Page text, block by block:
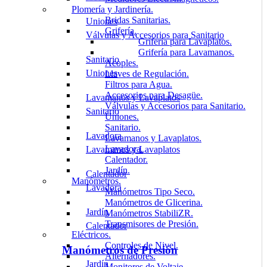
Válvulas y Accesorios para Sanitario
Uniones
Sanitario
Lavamanos y Lavaplatos
Lavadora
Calentador
Jardín
Uniones
Sanitario
Lavamanos y Lavaplatos
Lavadora
Calentador
Jardín
Manómetros de Presión
Plomería y Jardinería.
Bridas Sanitarias.
Grifería.
Grifería para Lavaplatos.
Grifería para Lavamanos.
Acoples.
Llaves de Regulación.
Filtros para Agua.
Accesorios para Desagüe.
Válvulas y Accesorios para Sanitario.
Uniones.
Sanitario.
Lavamanos y Lavaplatos.
Lavadora.
Calentador.
Jardín.
Manómetros.
Manómetros Tipo Seco.
Manómetros de Glicerina.
Manómetros StabiliZR.
Transmisores de Presión.
Eléctricos.
Controles de Nivel.
Alternadores.